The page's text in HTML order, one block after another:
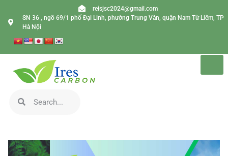
reisjsc2024@gmail.com
SN 36 , ngõ 69/1 phố Đại Linh, phường Trung Văn, quận Nam Từ Liêm, TP
Hà Nội